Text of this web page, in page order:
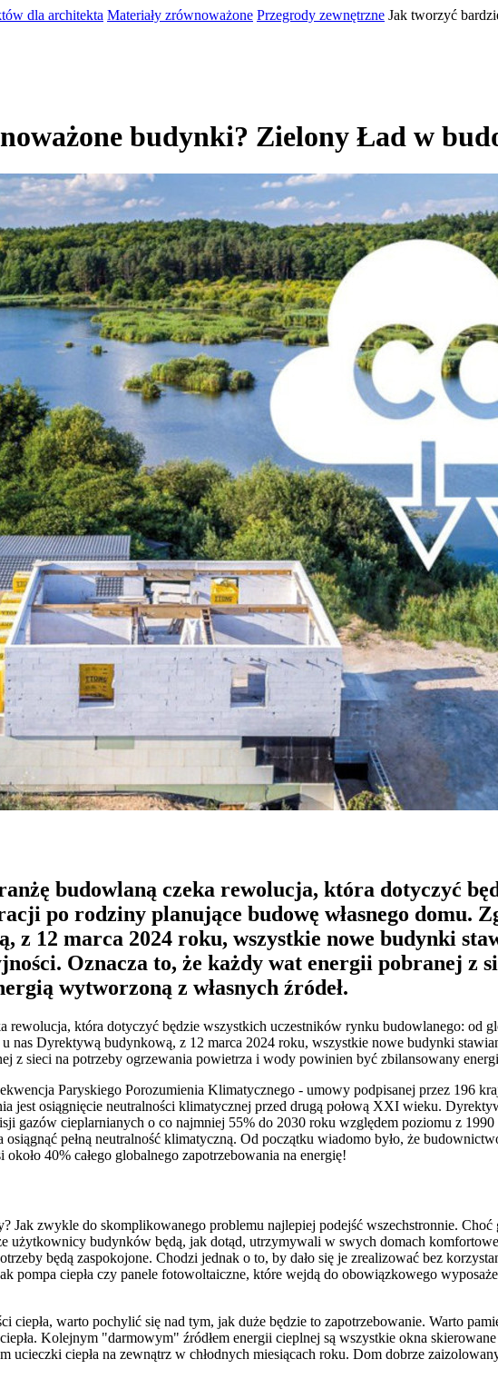
dla architekta Materiały zrównoważone Przegrody zewnętrzne Jak tworzyć
budynki? Zielony Ład w
budowlaną czeka rewolucja, która dotyczyć
po rodziny planujące budowę własnego domu.
z 12 marca 2024 roku, wszystkie nowe budynki
Oznacza to, że każdy wat energii pobranej z
wytworzoną z własnych źródeł.
rewolucja, która dotyczyć będzie wszystkich uczestników rynku budowlanego: od
nas Dyrektywą budynkową, z 12 marca 2024 roku, wszystkie nowe budynki
z sieci na potrzeby ogrzewania powietrza i wody powinien być zbilansowany
Paryskiego Porozumienia Klimatycznego - umowy podpisanej przez 196
jest osiągnięcie neutralności klimatycznej przed drugą połową XXI wieku.
gazów cieplarnianych o co najmniej 55% do 2030 roku względem poziomu z
pełną neutralność klimatyczną. Od początku wiadomo było, że
40% całego globalnego zapotrzebowania na energię!
zwykle do skomplikowanego problemu najlepiej podejść wszechstronnie. Choć
użytkownicy budynków będą, jak dotąd, utrzymywali w swych domach
będą zaspokojone. Chodzi jednak o to, by dało się je zrealizować bez
pompa ciepła czy panele fotowoltaiczne, które wejdą do obowiązkowego
ciepła, warto pochylić się nad tym, jak duże będzie to zapotrzebowanie. Warto
Kolejnym "darmowym" źródłem energii cieplnej są wszystkie okna
ucieczki ciepła na zewnątrz w chłodnych miesiącach roku. Dom dobrze